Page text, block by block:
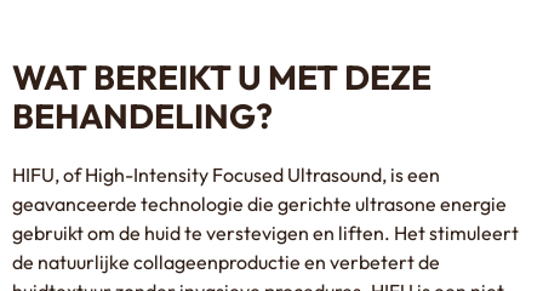
WAT BEREIKT U MET DEZE
BEHANDELING?
HIFU, of High-Intensity Focused Ultrasound, is een
geavanceerde technologie die gerichte ultrasone energie
gebruikt om de huid te verstevigen en liften. Het stimuleert
de natuurlijke collageenproductie en verbetert de